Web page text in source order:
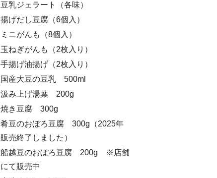
豆乳ジェラート（各味）
揚げだし豆腐（6個入）
ミニがんも（8個入）
玉ねぎがんも（2枚入り）
手揚げ油揚げ（2枚入り）
国産大豆の豆乳 500ml
汲み上げ湯葉 200g
焼き豆腐 300g
肴豆のおぼろ豆腐 300g（2025年
販売終了しました）
船越豆のおぼろ豆腐 200g ※店舗
にて販売中